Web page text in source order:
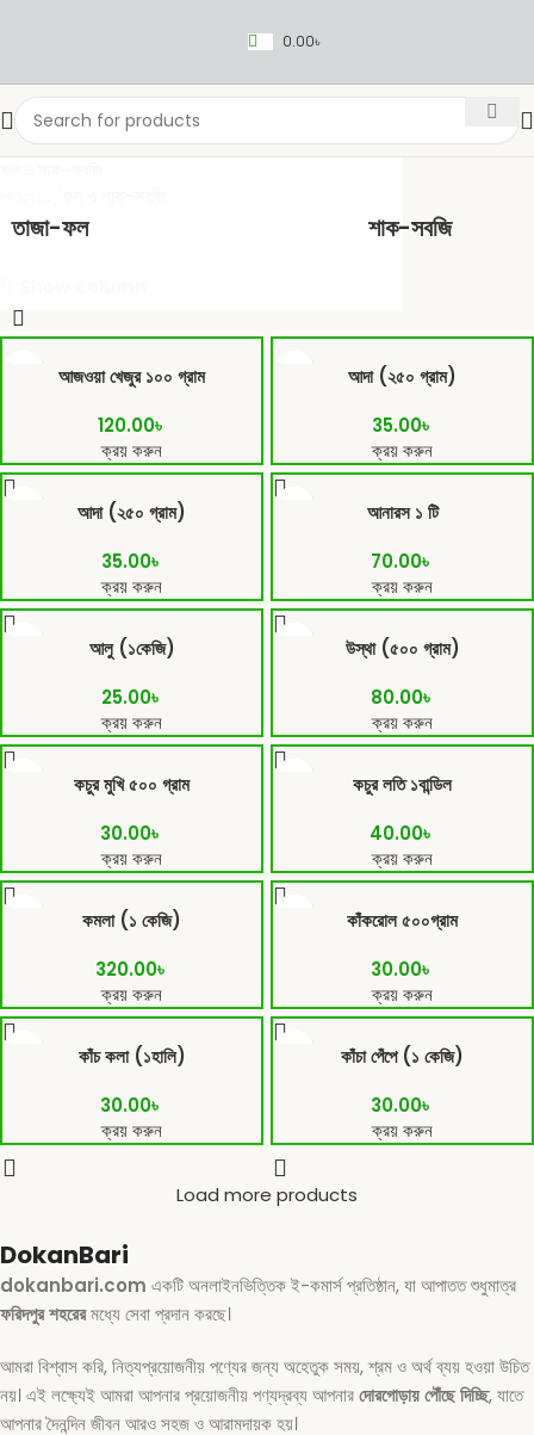
0.00৳
তাজা-ফল শাক-সবজি
আজওয়া খেজুর ১০০ গ্রাম
120.00৳
ক্রয় করুন
আদা (২৫০ গ্রাম)
35.00৳
ক্রয় করুন
আদা (২৫০ গ্রাম)
35.00৳
ক্রয় করুন
আনারস ১ টি
70.00৳
ক্রয় করুন
আলু (১কেজি)
25.00৳
ক্রয় করুন
উস্থা (৫০০ গ্রাম)
80.00৳
ক্রয় করুন
কচুর মুখি ৫০০ গ্রাম
30.00৳
ক্রয় করুন
কচুর লতি ১বান্ডিল
40.00৳
ক্রয় করুন
কমলা (১ কেজি)
320.00৳
ক্রয় করুন
কাঁকরোল ৫০০গ্রাম
30.00৳
ক্রয় করুন
কাঁচ কলা (১হালি)
30.00৳
ক্রয় করুন
কাঁচা পেঁপে (১ কেজি)
30.00৳
ক্রয় করুন
Load more products
DokanBari
dokanbari.com একটি অনলাইনভিত্তিক ই-কমার্স প্রতিষ্ঠান, যা আপাতত শুধুমাত্র
ফরিদপুর শহরেরমধ্যে সেবা প্রদান করছে।
আমরা বিশ্বাস করি, নিত্যপ্রয়োজনীয় পণ্যের জন্য অহেতুক সময়, শ্রম ও অর্থ ব্যয় হওয়া উচিত
নয়। এই লক্ষ্যেই আমরা আপনার প্রয়োজনীয় পণ্যদ্রব্য আপনারদোরগোড়ায় পৌঁছে দিচ্ছি, যাতে
আপনার দৈনন্দিন জীবন আরও সহজ ও আরামদায়ক হয়।
Seafood
Breads & Buns
Water